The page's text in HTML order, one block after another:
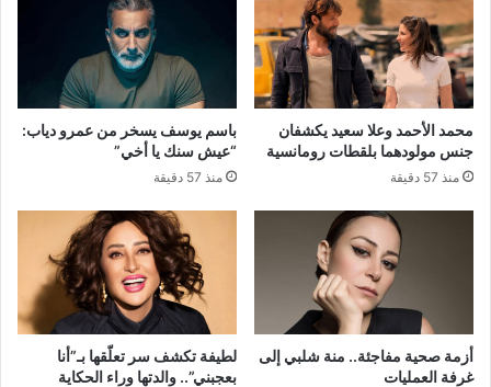
محمد الأحمد وعلا سعيد يكشفان
جنس مولودهما بلقطات رومانسية
منذ 57 دقيقة
باسم يوسف يسخر من عمرو دياب:
“عيش سنك يا أخي”
منذ 57 دقيقة
أزمة صحية مفاجئة.. منة شلبي إلى
غرفة العمليات
لطيفة تكشف سر تعلّقها بـ”أنا
بعجبني”.. والدتها وراء الحكاية